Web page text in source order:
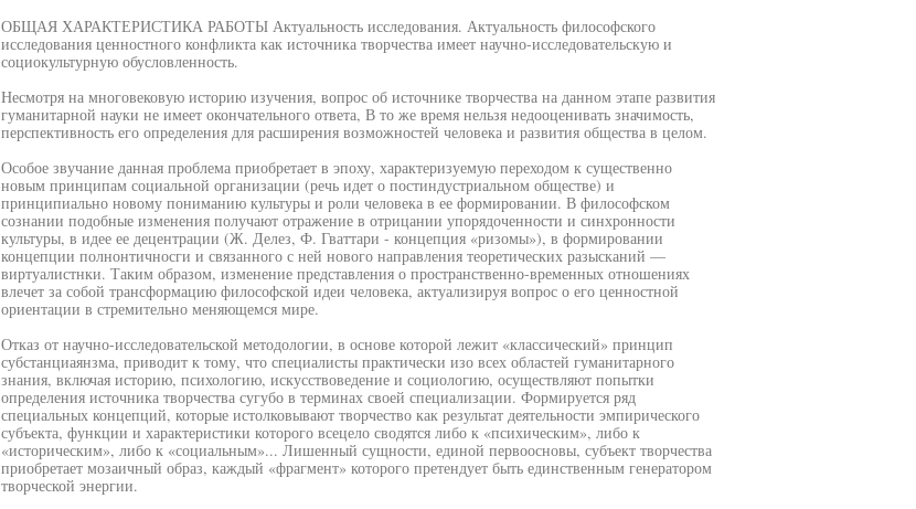
ОБЩАЯ ХАРАКТЕРИСТИКА РАБОТЫ Актуальность исследования. Актуальность философского
исследования ценностного конфликта как источника творчества имеет научно-исследовательскую и
социокультурную обусловленность.
Несмотря на многовековую историю изучения, вопрос об источнике творчества на данном этапе развития
гуманитарной науки не имеет окончательного ответа, В то же время нельзя недооценивать значимость,
перспективность его определения для расширения возможностей человека и развития общества в целом.
Особое звучание данная проблема приобретает в эпоху, характеризуемую переходом к существенно
новым принципам социальной организации (речь идет о постиндустриальном обществе) и
принципиально новому пониманию культуры и роли человека в ее формировании. В философском
сознании подобные изменения получают отражение в отрицании упорядоченности и синхронности
культуры, в идее ее децентрации (Ж. Делез, Ф. Гваттари - концепция «ризомы»), в формировании
концепции полнонтичносги и связанного с ней нового направления теоретических разысканий —
виртуалистнки. Таким образом, изменение представления о пространственно-временных отношениях
влечет за собой трансформацию философской идеи человека, актуализируя вопрос о его ценностной
ориентации в стремительно меняющемся мире.
Отказ от научно-исследовательской методологии, в основе которой лежит «классический» принцип
субстанциаянзма, приводит к тому, что специалисты практически изо всех областей гуманитарного
знания, включая историю, психологию, искусствоведение и социологию, осуществляют попытки
определения источника творчества сугубо в терминах своей специализации. Формируется ряд
специальных концепций, которые истолковывают творчество как результат деятельности эмпирического
субъекта, функции и характеристики которого всецело сводятся либо к «психическим», либо к
«историческим», либо к «социальным»... Лишенный сущности, единой первоосновы, субъект творчества
приобретает мозаичный образ, каждый «фрагмент» которого претендует быть единственным генератором
творческой энергии.